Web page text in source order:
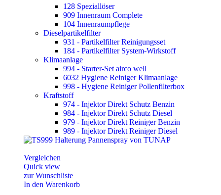
128 Speziallöser
909 Innenraum Complete
104 Innenraumpflege
Dieselpartikelfilter
931 - Partikelfilter Reinigungsset
184 - Partikelfilter System-Wirkstoff
Klimaanlage
994 - Starter-Set airco well
6032 Hygiene Reiniger Klimaanlage
998 - Hygiene Reiniger Pollenfilterbox
Kraftstoff
974 - Injektor Direkt Schutz Benzin
984 - Injektor Direkt Schutz Diesel
979 - Injektor Direkt Reiniger Benzin
989 - Injektor Direkt Reiniger Diesel
Vergleichen
Quick view
zur Wunschliste
In den Warenkorb